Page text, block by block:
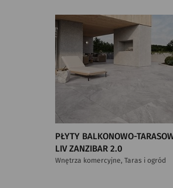
PŁYTY BALKONOWO-
LIV ZANZIBAR 2.0
Wnętrza komercyjne, Taras i ogród